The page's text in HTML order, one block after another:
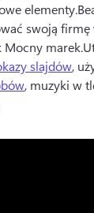
elementy.
swoją firmę
Mocny marek.
slajdów,
, muzyki w